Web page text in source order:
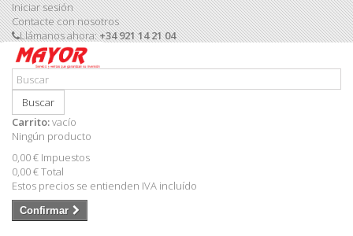
Iniciar sesión
Contacte con nosotros
Llámanos ahora:+34 921 14 21 04
Buscar
Carrito:vacío
Ningún producto
0,00 € Impuestos
0,00 €Total
Estos precios se entienden IVA incluído
Confirmar